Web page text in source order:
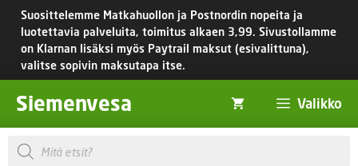
Siirry
sisältöön
Suosittelemme Matkahuollon ja Postnordin nopeita ja
luotettavia palveluita, toimitus alkaen 3,99. Sivustollamme
on Klarnan lisäksi myös Paytrail maksut (esivalittuna),
valitse sopivin maksutapa itse.
Siemenvesa Valikko
Products
search